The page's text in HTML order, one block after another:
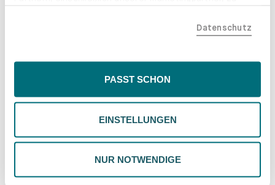
der EU, beispielsweise in den USA, verarbeitet werden
Inhalte eingeschränkt sein könnten. Wähle
deiner Präferenzen. Du kannst deine Wahl jederzeit
ändern. Weitere Informationen findest du in unserer
Datenschutzrichtlinie.
Datenschutz
PASST SCHON
EINSTELLUNGEN
NUR NOTWENDIGE
Schubladenkästen. Stabil mit Stil.